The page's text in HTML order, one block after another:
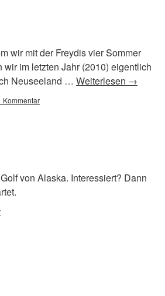
Platz
freigeworden
wir mit der Freydis vier Sommer
im letzten Jahr (2010) eigentlich
Neuseeland … Weiterlesen →
Kommentar
von Alaska. Interessiert? Dann